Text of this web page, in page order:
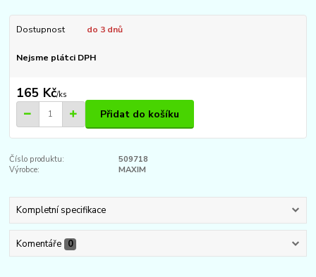
Dostupnost do 3 dnů
Nejsme plátci DPH
165 Kč/ks
Přidat do košíku
Číslo produktu:
509718
Výrobce:
MAXIM
Kompletní specifikace
Komentáře 0